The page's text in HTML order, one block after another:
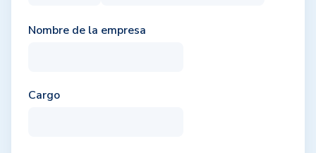
Nombre de la empresa
Cargo